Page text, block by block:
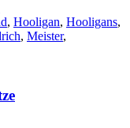
, Hooligan, Hooligans,
, Meister,